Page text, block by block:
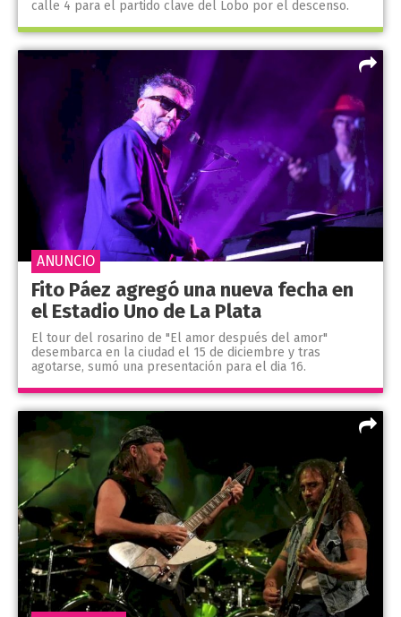
calle 4 para el partido clave del Lobo por el descenso.
Fito Páez agregó una nueva fecha en
el Estadio Uno de La Plata
El tour del rosarino de "El amor después del amor"
desembarca en la ciudad el 15 de diciembre y tras
agotarse, sumó una presentación para el dia 16.
ANUNCIO